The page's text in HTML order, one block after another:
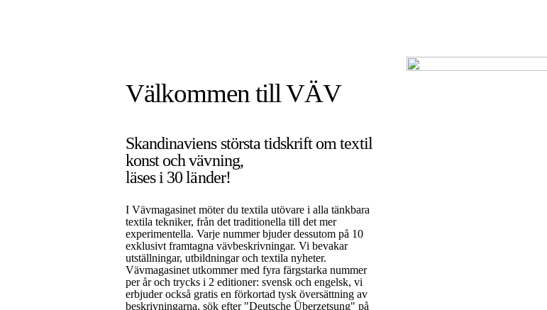
Välkommen till VÄV
Skandinaviens största tidskrift om textil
konst och vävning,
läses i 30 länder!
I Vävmagasinet möter du textila utövare i alla tänkbara
textila tekniker, från det traditionella till det mer
experimentella. Varje nummer bjuder dessutom på 10
exklusivt framtagna vävbeskrivningar. Vi bevakar
utställningar, utbildningar och textila nyheter.
Vävmagasinet utkommer med fyra färgstarka nummer
per år och trycks i 2 editioner: svensk och engelsk, vi
erbjuder också gratis en förkortad tysk översättning av
beskrivningarna, sök efter "Deutsche Überzetsung" på